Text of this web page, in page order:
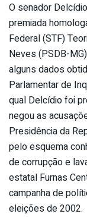
O senador
premiada
Federal (STF)
Neves (PSDB-
alguns dados
Parlamentar de
qual Delcídio foi
negou as
Presidência da
pelo esquema
de corrupção e
estatal Furnas
campanha de
eleições de 2002.